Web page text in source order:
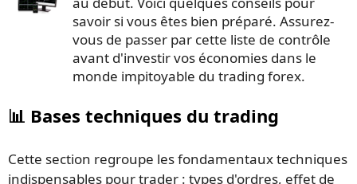
savoir si vous êtes bien préparé. Assurez-
vous de passer par cette liste de contrôle
avant d'investir vos économies dans le
monde impitoyable du trading forex.
📊 Bases techniques du trading
Cette section regroupe les fondamentaux techniques
indispensables pour trader : types d'ordres, effet de